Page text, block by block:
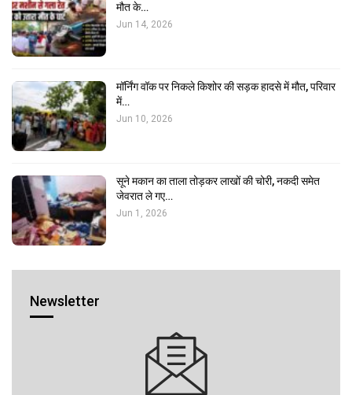
मौत के…
Jun 14, 2026
मॉर्निंग वॉक पर निकले किशोर की सड़क हादसे में मौत, परिवार
में…
Jun 10, 2026
सूने मकान का ताला तोड़कर लाखों की चोरी, नकदी समेत
जेवरात ले गए…
Jun 1, 2026
Newsletter